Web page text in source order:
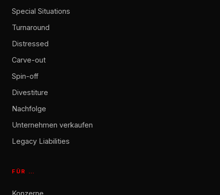
Special Situations
Turnaround
Distressed
Carve-out
Spin-off
Divestiture
Nachfolge
Unternehmen verkaufen
Legacy Liabilities
FÜR …
Konzerne